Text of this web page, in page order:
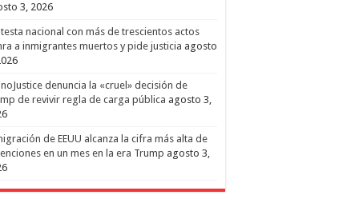
3, 2026
nacional con más de trescientos actos
a inmigrantes muertos y pide justicia agosto
denuncia la «cruel» decisión de
de revivir regla de carga pública agosto 3,
de EEUU alcanza la cifra más alta de
en un mes en la era Trump agosto 3,